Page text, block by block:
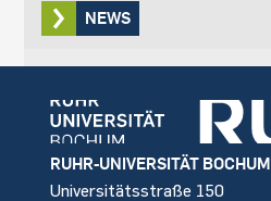
NEWS
Footer
RUHR-UNIVERSITÄT BOCHUM
Universitätsstraße 150